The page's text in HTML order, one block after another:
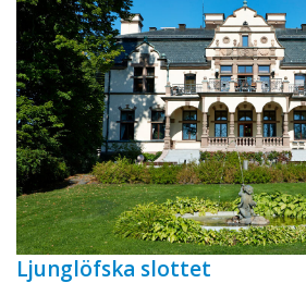
Ljunglöfska slottet